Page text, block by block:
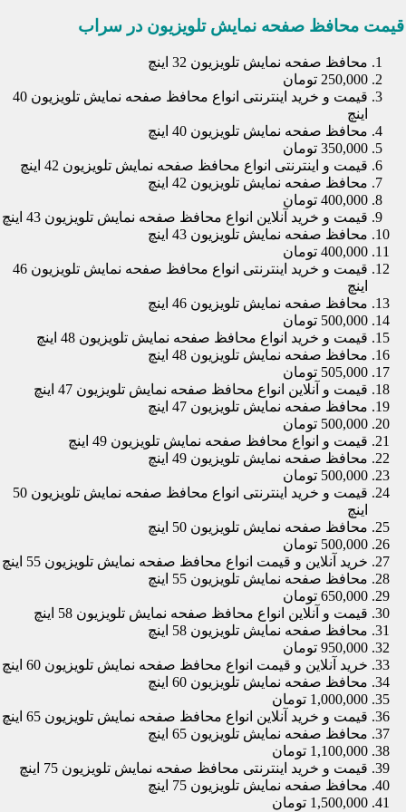
قیمت محافظ صفحه نمایش تلویزیون در سراب
محافظ صفحه نمایش تلویزیون 32 اینچ
250,000 تومان
قیمت و خرید اینترنتی انواع محافظ صفحه نمایش تلویزیون 40
اینچ
محافظ صفحه نمایش تلویزیون 40 اینچ
350,000 تومان
قیمت و اینترنتی انواع محافظ صفحه نمایش تلویزیون 42 اینچ
محافظ صفحه نمایش تلویزیون 42 اینچ
400,000 تومان
قیمت و خرید آنلاین انواع محافظ صفحه نمایش تلویزیون 43 اینچ
محافظ صفحه نمایش تلویزیون 43 اینچ
400,000 تومان
قیمت و خرید اینترنتی انواع محافظ صفحه نمایش تلویزیون 46
اینچ
محافظ صفحه نمایش تلویزیون 46 اینچ
500,000 تومان
قیمت و خرید انواع محافظ صفحه نمایش تلویزیون 48 اینچ
محافظ صفحه نمایش تلویزیون 48 اینچ
505,000 تومان
قیمت و آنلاین انواع محافظ صفحه نمایش تلویزیون 47 اینچ
محافظ صفحه نمایش تلویزیون 47 اینچ
500,000 تومان
قیمت و انواع محافظ صفحه نمایش تلویزیون 49 اینچ
محافظ صفحه نمایش تلویزیون 49 اینچ
500,000 تومان
قیمت و خرید اینترنتی انواع محافظ صفحه نمایش تلویزیون 50
اینچ
محافظ صفحه نمایش تلویزیون 50 اینچ
500,000 تومان
خرید آنلاین و قیمت انواع محافظ صفحه نمایش تلویزیون 55 اینچ
محافظ صفحه نمایش تلویزیون 55 اینچ
650,000 تومان
قیمت و آنلاین انواع محافظ صفحه نمایش تلویزیون 58 اینچ
محافظ صفحه نمایش تلویزیون 58 اینچ
950,000 تومان
خرید آنلاین و قیمت انواع محافظ صفحه نمایش تلویزیون 60 اینچ
محافظ صفحه نمایش تلویزیون 60 اینچ
1,000,000 تومان
قیمت و خرید آنلاین انواع محافظ صفحه نمایش تلویزیون 65 اینچ
محافظ صفحه نمایش تلویزیون 65 اینچ
1,100,000 تومان
قیمت و خرید اینترنتی محافظ صفحه نمایش تلویزیون 75 اینچ
محافظ صفحه نمایش تلویزیون 75 اینچ
1,500,000 تومان